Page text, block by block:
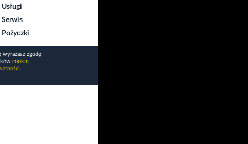
Usługi
Serwis
Pożyczki
zgodę
cookie.
.